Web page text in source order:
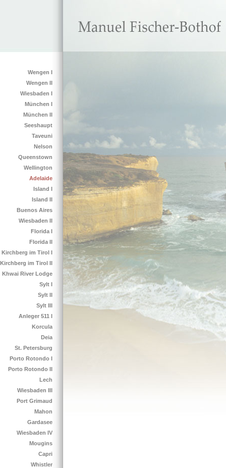
Wengen I
Wengen II
Wiesbaden I
München I
München II
Seeshaupt
Taveuni
Nelson
Queenstown
Wellington
Adelaide
Island I
Island II
Buenos Aires
Wiesbaden II
Florida I
Florida II
Kirchberg im Tirol I
Kirchberg im Tirol II
Khwai River Lodge
Sylt I
Sylt II
Sylt III
Anleger 511 I
Korcula
Deia
St. Petersburg
Porto Rotondo I
Porto Rotondo II
Lech
Wiesbaden III
Port Grimaud
Mahon
Gardasee
Wiesbaden IV
Mougins
Capri
Whistler